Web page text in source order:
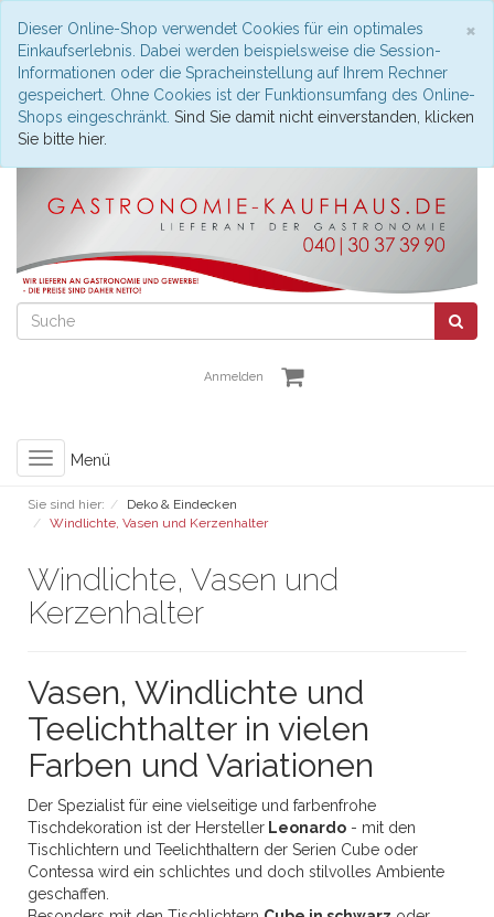
×
Dieser Online-Shop verwendet Cookies für ein optimales
Einkaufserlebnis. Dabei werden beispielsweise die Session-
Informationen oder die Spracheinstellung auf Ihrem Rechner
gespeichert. Ohne Cookies ist der Funktionsumfang des Online-
Shops eingeschränkt. Sind Sie damit nicht einverstanden, klicken
Sie bitte hier.
Anmelden
Toggle
navigation
Menü
Sie sind hier:
Deko & Eindecken
Windlichte, Vasen und Kerzenhalter
Windlichte, Vasen und
Kerzenhalter
Vasen, Windlichte und
Teelichthalter in vielen
Farben und Variationen
Der Spezialist für eine vielseitige und farbenfrohe
Tischdekoration ist der Hersteller Leonardo - mit den
Tischlichtern und Teelichthaltern der Serien Cube oder
Contessa wird ein schlichtes und doch stilvolles Ambiente
geschaffen.